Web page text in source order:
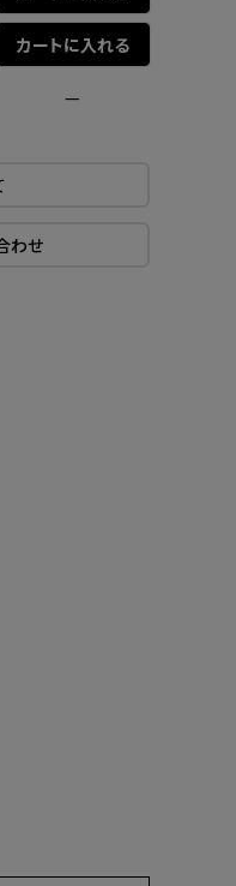
カートに入れる
—
わせ